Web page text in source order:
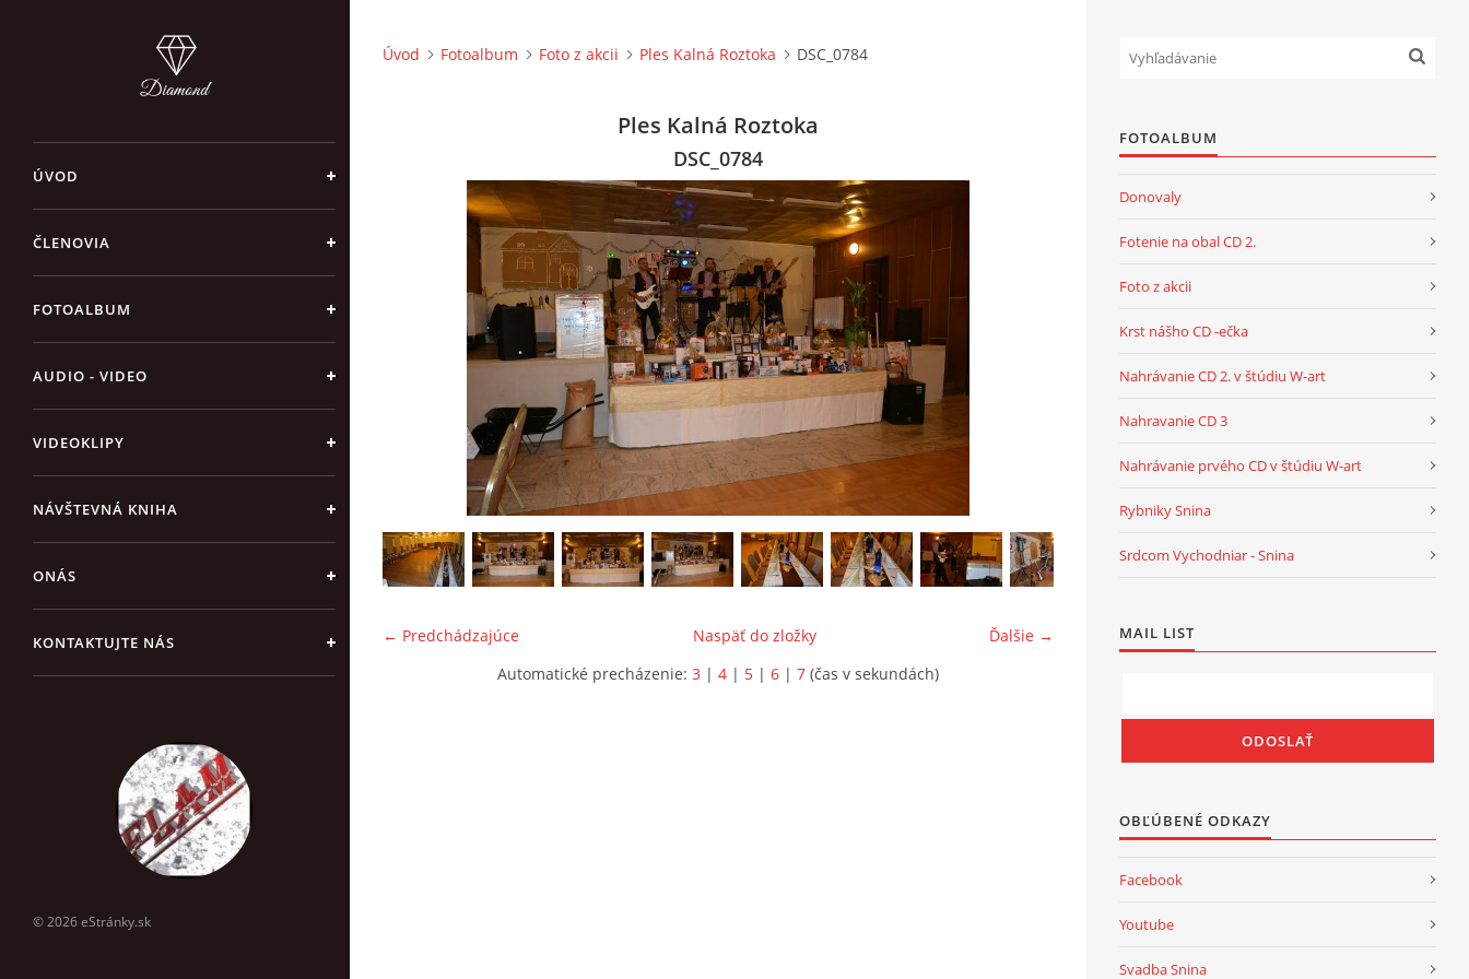
ÚVOD
ČLENOVIA
FOTOALBUM
AUDIO - VIDEO
VIDEOKLIPY
NÁVŠTEVNÁ KNIHA
ONÁS
KONTAKTUJTE NÁS
© 2026 eStránky.sk
Úvod Fotoalbum Foto z akcii Ples Kalná Roztoka DSC_0784
Ples Kalná Roztoka
DSC_0784
← Predchádzajúce Ďalšie →
Naspäť do zložky
Automatické precházenie: 3 | 4 | 5 | 6 | 7 (čas v sekundách)
FOTOALBUM
Donovaly
Fotenie na obal CD 2.
Foto z akcii
Krst nášho CD -ečka
Nahrávanie CD 2. v štúdiu W-art
Nahravanie CD 3
Nahrávanie prvého CD v štúdiu W-art
Rybniky Snina
Srdcom Vychodniar - Snina
MAIL LIST
OBĽÚBENÉ ODKAZY
Facebook
Youtube
Svadba Snina